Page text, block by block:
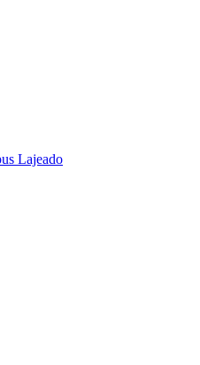
Lajeado